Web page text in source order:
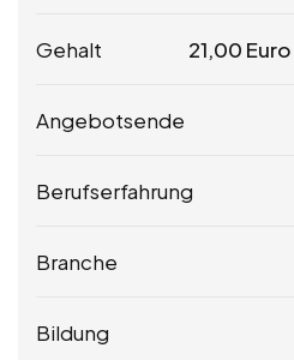
Gehalt 21,00 Euro
Angebotsende
Berufserfahrung
Branche
Bildung